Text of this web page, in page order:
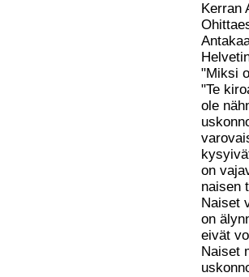
Kerran
"Miksi
"Te
ole
on
naisen
Naiset
on
eivät
Naiset